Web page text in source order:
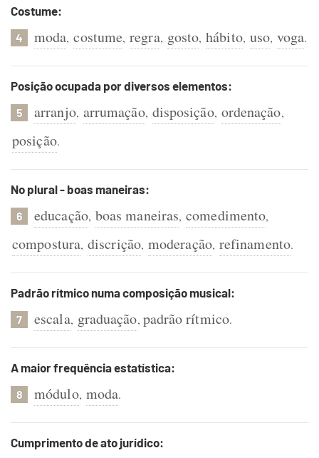
Costume:
4 moda, costume, regra, gosto, hábito, uso, voga.
Posição ocupada por diversos elementos:
5 arranjo, arrumação, disposição, ordenação,
posição.
No plural - boas maneiras:
6 educação, boas maneiras, comedimento,
compostura, discrição, moderação, refinamento.
Padrão rítmico numa composição musical:
7 escala, graduação, padrão rítmico.
A maior frequência estatística:
8 módulo, moda.
Cumprimento de ato jurídico: